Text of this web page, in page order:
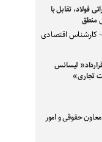
فولاد، تقابل با
منطق
کارشناس اقتصادی
لیسانس
تجاری»
حقوقی و امور